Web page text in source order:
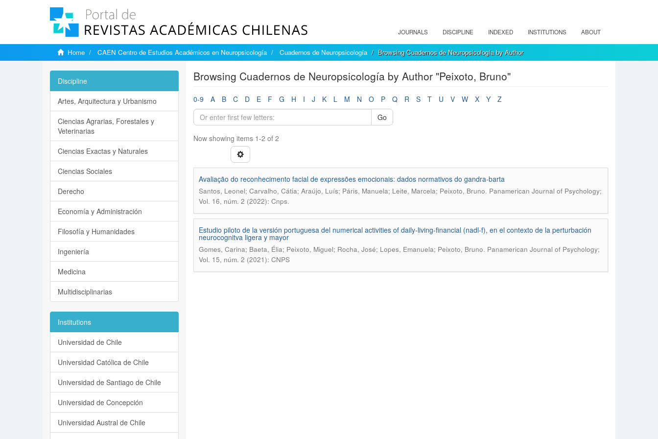
JOURNALS DISCIPLINE INDEXED INSTITUTIONS ABOUT
Home CAEN Centro de Estudios Académicos en Neuropsicología Cuadernos de Neuropsicología Browsing Cuadernos de Neuropsicología by Author
Browsing Cuadernos de Neuropsicología by Author "Peixoto, Bruno"
0-9 A B C D E F G H I J K L M N O P Q R S T U V W X Y
Z
Go
Now showing items 1-2 of 2
Avaliação do reconhecimento facial de expressões emocionais: dados normativos do gandra-barta
Santos, Leonel; Carvalho, Cátia; Araújo, Luís; Páris, Manuela; Leite, Marcela; Peixoto, Bruno. Panamerican Journal of Psychology;
Vol. 16, núm. 2 (2022): Cnps.
Estudio piloto de la versión portuguesa del numerical activities of daily-living-financial (nadl-f), en el contexto de la perturbación
neurocognitva ligera y mayor
Gomes, Carina; Baeta, Élia; Peixoto, Miguel; Rocha, José; Lopes, Emanuela; Peixoto, Bruno. Panamerican Journal of Psychology;
Vol. 15, núm. 2 (2021): CNPS
Discipline
Artes, Arquitectura y Urbanismo
Ciencias Agrarias, Forestales y
Veterinarias
Ciencias Exactas y Naturales
Ciencias Sociales
Derecho
Economía y Administración
Filosofía y Humanidades
Ingeniería
Medicina
Multidisciplinarias
Institutions
Universidad de Chile
Universidad Católica de Chile
Universidad de Santiago de Chile
Universidad de Concepción
Universidad Austral de Chile